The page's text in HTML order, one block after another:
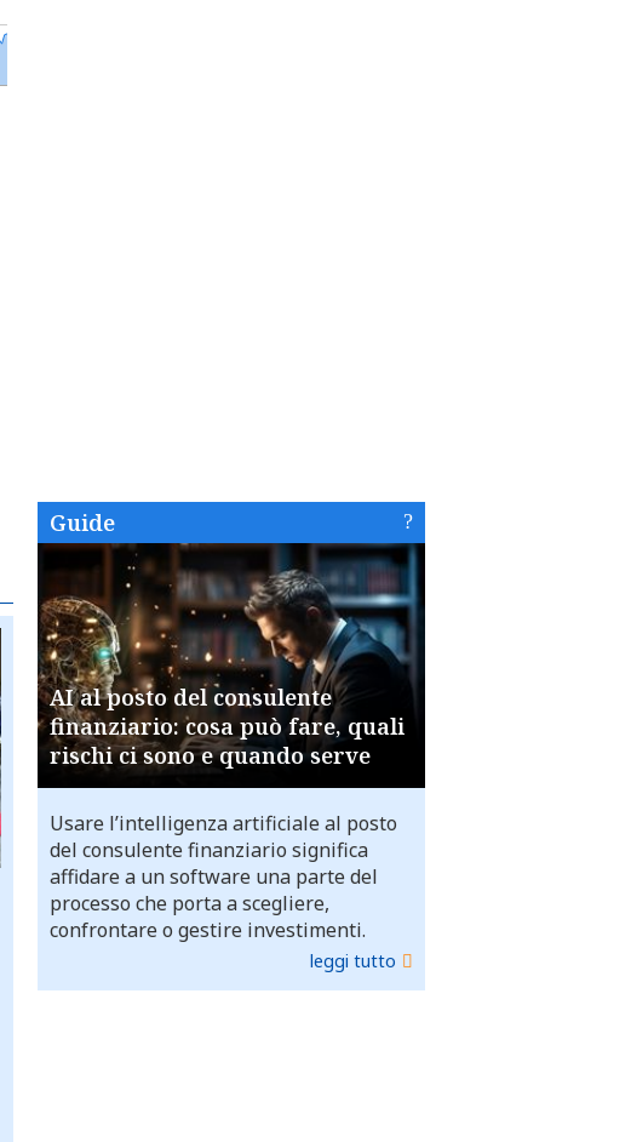
Guide
AI al posto del consulente
finanziario: cosa può fare, quali
rischi ci sono e quando serve
Usare l’intelligenza artificiale al posto
del consulente finanziario significa
affidare a un software una parte del
processo che porta a scegliere,
confrontare o gestire investimenti.
leggi tutto